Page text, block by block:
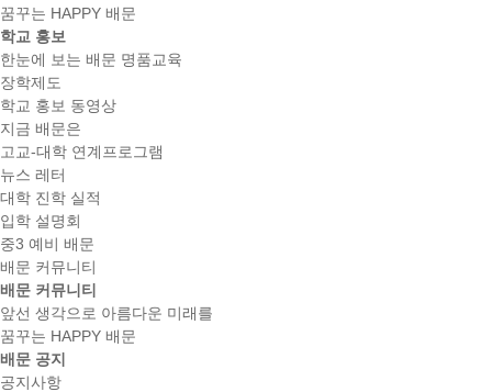
꿈꾸는 HAPPY 배문
학교 홍보
한눈에 보는 배문 명품교육
장학제도
학교 홍보 동영상
지금 배문은
고교-대학 연계프로그램
뉴스 레터
대학 진학 실적
입학 설명회
중3 예비 배문
배문 커뮤니티
배문 커뮤니티
앞선 생각으로 아름다운 미래를
꿈꾸는 HAPPY 배문
배문 공지
공지사항